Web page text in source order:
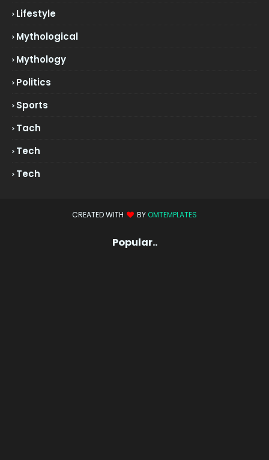
Lifestyle
Mythological
Mythology
Politics
Sports
Tach
Tech
Tech
CREATED WITH BY OMTEMPLATES
Popular..